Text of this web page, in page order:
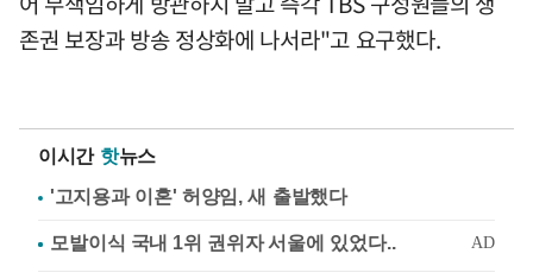
존권 보장과 방송 정상화에 나서라"고 요구했다.
이시간 핫뉴스
'고지용과 이혼' 허양임, 새 출발했다